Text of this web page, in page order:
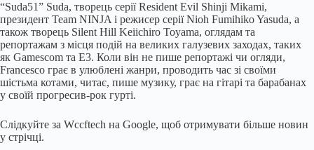
“Suda51” Suda, творець серії Resident Evil Shinji Mikami,
президент Team NINJA і режисер серії Nioh Fumihiko Yasuda, а
також творець Silent Hill Keiichiro Toyama, оглядам та
репортажам з місця подій на великих галузевих заходах, таких
як Gamescom та E3. Коли він не пише репортажі чи огляди,
Francesco грає в улюблені жанри, проводить час зі своїми
шістьма котами, читає, пише музику, грає на гітарі та барабанах
у своїй прогресив-рок гурті.
Слідкуйте за Wccftech на Google, щоб отримувати більше новин
у стрічці.